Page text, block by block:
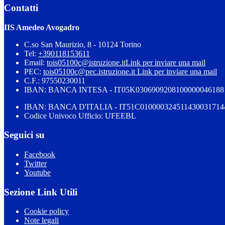
Contatti
IIS Amedeo Avogadro
C.so San Maurizio, 8 - 10124 Torino
Tel: +390118153611
Email: tois05100c@istruzione.itLink per inviare una mail
PEC: tois05100c@pec.istruzione.it Link per inviare una mail
C.F.: 97550230011
IBAN: BANCA INTESA - IT05K0306909208100000046188
IBAN: BANCA D'ITALIA -
Codice Univoco Ufficio: UFEEBL
Seguici su
Facebook
Twitter
Youtube
Sezione Link Utili
Cookie policy
Note legali